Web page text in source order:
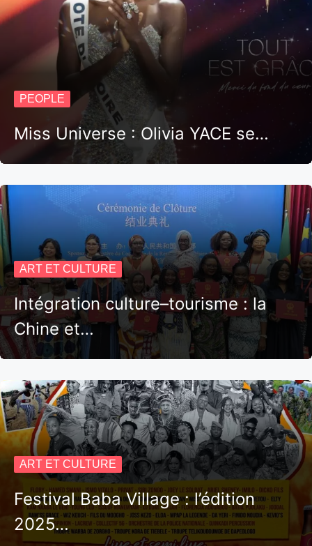
PEOPLE
Miss Universe : Olivia YACE se…
ART ET CULTURE
Intégration culture–tourisme : la
Chine et…
ART ET CULTURE
Festival Baba Village : l’édition
2025…